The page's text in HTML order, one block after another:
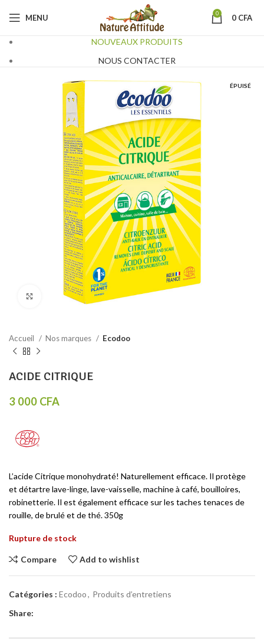
MENU 0 0 CFA
NOUVEAUX PRODUITS
NOUS CONTACTER
ÉPUISÉ
Click to enlarge
Accueil Nos marques Ecodoo
ACIDE CITRIQUE
3 000 CFA
L’acide Citrique monohydraté! Naturellement efficace. Il protège
et détartre lave-linge, lave-vaisselle, machine à café, bouilloires,
robinetterie. Il est également efficace sur les taches tenaces de
rouille, de brulé et de thé. 350g
Rupture de stock
Compare Add to wishlist
Catégories : Ecodoo, Produits d’entretiens
Share: